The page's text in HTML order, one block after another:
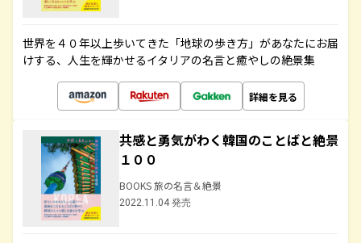
世界を４０年以上歩いてきた「地球の歩き方」があなたにお届
けする、人生を輝かせるイタリアの名言と癒やしの絶景集
詳細を見る
共感と勇気がわく韓国のことばと絶景
１００
BOOKS 旅の名言＆絶景
2022.11.04 発売